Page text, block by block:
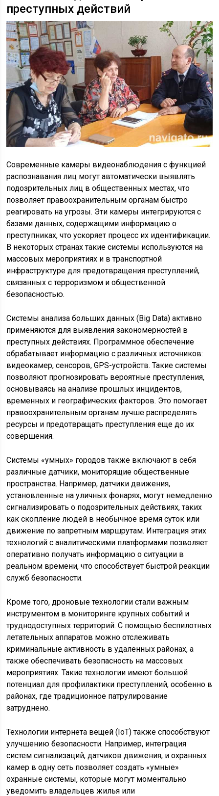
преступных действий
Современные камеры видеонаблюдения с функцией
распознавания лиц могут автоматически выявлять
подозрительных лиц в общественных местах, что
позволяет правоохранительным органам быстро
реагировать на угрозы. Эти камеры интегрируются с
базами данных, содержащими информацию о
преступниках, что ускоряет процесс их идентификации.
В некоторых странах такие системы используются на
массовых мероприятиях и в транспортной
инфраструктуре для предотвращения преступлений,
связанных с терроризмом и общественной
безопасностью.
Системы анализа больших данных (Big Data) активно
применяются для выявления закономерностей в
преступных действиях. Программное обеспечение
обрабатывает информацию с различных источников:
видеокамер, сенсоров, GPS-устройств. Такие системы
позволяют прогнозировать вероятные преступления,
основываясь на анализе прошлых инцидентов,
временных и географических факторов. Это помогает
правоохранительным органам лучше распределять
ресурсы и предотвращать преступления еще до их
совершения.
Системы «умных» городов также включают в себя
различные датчики, мониторящие общественные
пространства. Например, датчики движения,
установленные на уличных фонарях, могут немедленно
сигнализировать о подозрительных действиях, таких
как скопление людей в необычное время суток или
движение по запретным маршрутам. Интеграция этих
технологий с аналитическими платформами позволяет
оперативно получать информацию о ситуации в
реальном времени, что способствует быстрой реакции
служб безопасности.
Кроме того, дроновые технологии стали важным
инструментом в мониторинге крупных событий и
труднодоступных территорий. С помощью беспилотных
летательных аппаратов можно отслеживать
криминальные активность в удаленных районах, а
также обеспечивать безопасность на массовых
мероприятиях. Такие технологии имеют большой
потенциал для профилактики преступлений, особенно в
районах, где традиционное патрулирование
затруднено.
Технологии интернета вещей (IoT) также способствуют
улучшению безопасности. Например, интеграция
систем сигнализаций, датчиков движения, и охранных
камер в одну сеть позволяет создать «умные»
охранные системы, которые могут моментально
уведомить владельцев жилья или